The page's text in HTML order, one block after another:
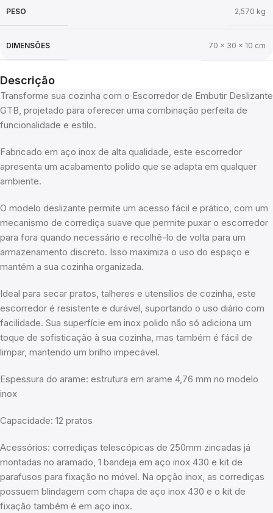
PESO 2,570 kg
DIMENSÕES 70 × 30 × 10 cm
Descrição
Transforme sua cozinha com o Escorredor de Embutir Deslizante
GTB, projetado para oferecer uma combinação perfeita de
funcionalidade e estilo.
Fabricado em aço inox de alta qualidade, este escorredor
apresenta um acabamento polido que se adapta em qualquer
ambiente.
O modelo deslizante permite um acesso fácil e prático, com um
mecanismo de corrediça suave que permite puxar o escorredor
para fora quando necessário e recolhê-lo de volta para um
armazenamento discreto. Isso maximiza o uso do espaço e
mantém a sua cozinha organizada.
Ideal para secar pratos, talheres e utensílios de cozinha, este
escorredor é resistente e durável, suportando o uso diário com
facilidade. Sua superfície em inox polido não só adiciona um
toque de sofisticação à sua cozinha, mas também é fácil de
limpar, mantendo um brilho impecável.
Espessura do arame: estrutura em arame 4,76 mm no modelo
inox
Capacidade: 12 pratos
Acessórios: corrediças telescópicas de 250mm zincadas já
montadas no aramado, 1 bandeja em aço inox 430 e kit de
parafusos para fixação no móvel. Na opção inox, as corrediças
possuem blindagem com chapa de aço inox 430 e o kit de
fixação também é em aço inox.